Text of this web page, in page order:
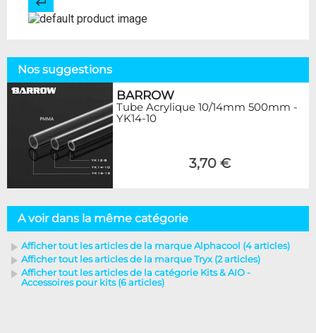
Nos suggestions
BARROW
Tube Acrylique 10/14mm 500mm -
YK14-10
3,70 €
A voir dans la même catégorie
Afficher tout les articles de la marque Alphacool (4 articles)
Afficher tout les articles de la marque Tryx (2 articles)
Afficher tout les articles de la catégorie Kits & AIO -
Accessoires pour kits (6 articles)